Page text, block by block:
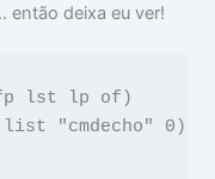
então deixa eu ver!
lst lp of )
list "cmdecho" 0 )